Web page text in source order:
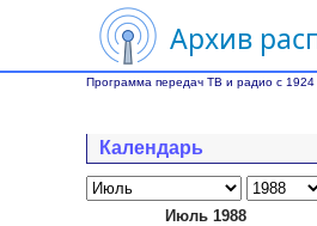
Архив
Программа передач ТВ и радио с 1924
Календарь
Июль 1988